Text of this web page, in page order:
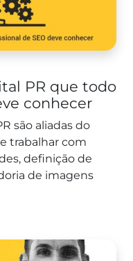
PR que todo
conhecer
são aliadas do
trabalhar com
definição de
de imagens